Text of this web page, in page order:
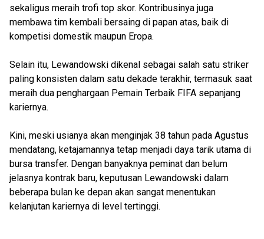
sekaligus meraih trofi top skor. Kontribusinya juga
membawa tim kembali bersaing di papan atas, baik di
kompetisi domestik maupun Eropa.
Selain itu, Lewandowski dikenal sebagai salah satu striker
paling konsisten dalam satu dekade terakhir, termasuk saat
meraih dua penghargaan Pemain Terbaik FIFA sepanjang
kariernya.
Kini, meski usianya akan menginjak 38 tahun pada Agustus
mendatang, ketajamannya tetap menjadi daya tarik utama di
bursa transfer. Dengan banyaknya peminat dan belum
jelasnya kontrak baru, keputusan Lewandowski dalam
beberapa bulan ke depan akan sangat menentukan
kelanjutan kariernya di level tertinggi.